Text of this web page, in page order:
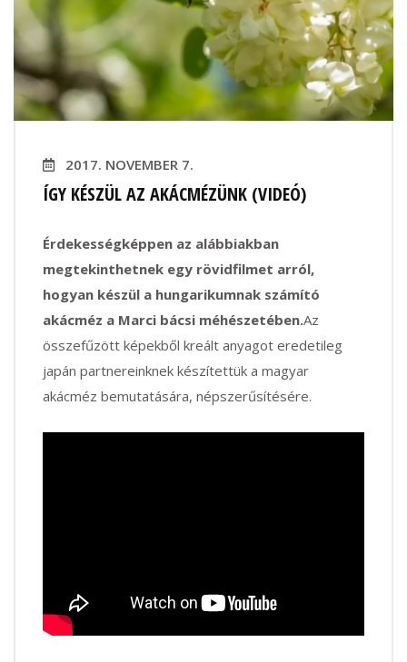
2017. NOVEMBER 7.
ÍGY KÉSZÜL AZ AKÁCMÉZÜNK (VIDEÓ)
Érdekességképpen az alábbiakban
megtekinthetnek egy rövidfilmet arról,
hogyan készül a hungarikumnak számító
akácméz a Marci bácsi méhészetében.Az
összefűzött képekből kreált anyagot eredetileg
japán partnereinknek készítettük a magyar
akácméz bemutatására, népszerűsítésére.